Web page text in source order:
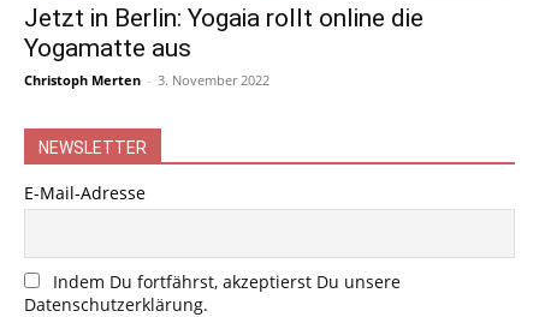
Jetzt in Berlin: Yogaia rollt online die
Yogamatte aus
Christoph Merten - 3. November 2022
NEWSLETTER
E-Mail-Adresse
Indem Du fortfährst, akzeptierst Du unsere
Datenschutzerklärung.